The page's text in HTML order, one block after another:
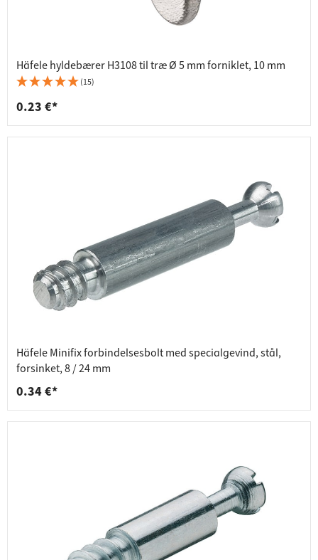
Häfele hyldebærer H3108 til træ Ø 5 mm forniklet, 10 mm
(15)
0.23 €*
Häfele Minifix forbindelsesbolt med specialgevind, stål,
forsinket, 8 / 24 mm
0.34 €*